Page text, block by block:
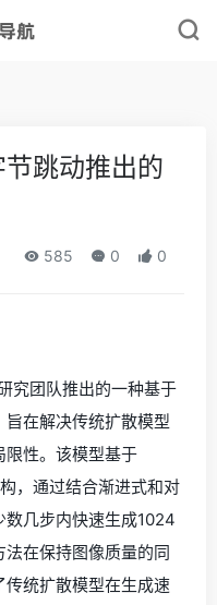
跳动推出的
585 0 0
究团队推出的一种基于
在解决传统扩散模型
限性。该模型基于
，通过结合渐进式和对
几步内快速生成1024
在保持图像质量的同
统扩散模型在生成速